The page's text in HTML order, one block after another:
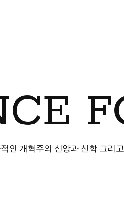
인 개혁주의 신앙과 신학 그리